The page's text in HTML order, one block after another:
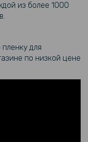
из более 1000
для
по низкой цене